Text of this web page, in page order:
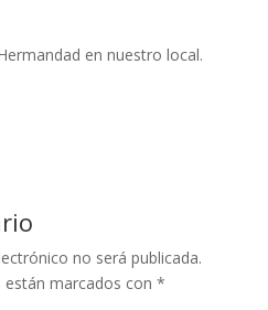
en nuestro local.
no será publicada.
marcados con *